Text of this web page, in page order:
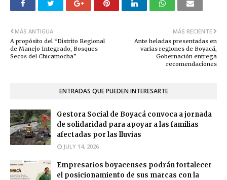
MÁS RECIENTE
Ante heladas presentadas en
varias regiones de Boyacá,
Gobernación entrega
recomendaciones
MÁS ANTIGUA
A propósito del “Distrito Regional
de Manejo Integrado, Bosques
Secos del Chicamocha”
ENTRADAS QUE PUEDEN INTERESARTE
Gestora Social de Boyacá convoca a jornada
de solidaridad para apoyar a las familias
afectadas por las lluvias
JULY 14, 2026
Empresarios boyacenses podrán fortalecer
el posicionamiento de sus marcas con la